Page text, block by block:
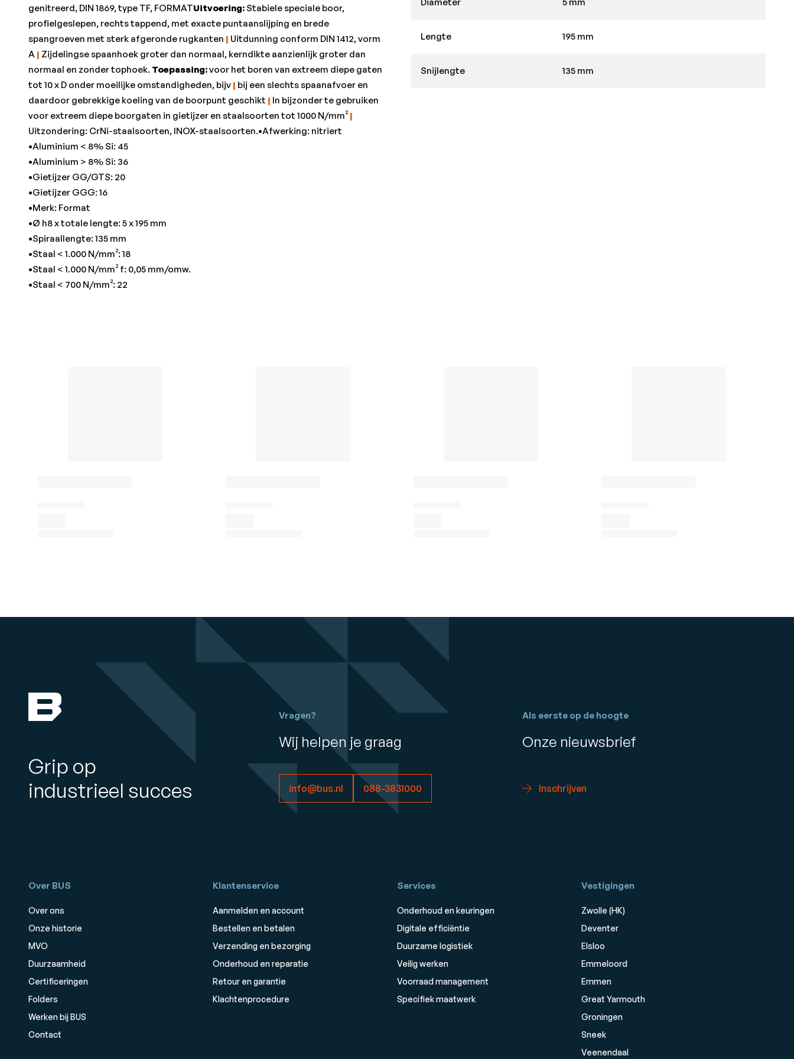
•Staal < 700 N/mm²: 22
genitreerd, DIN 1869, type TF, FORMATUitvoering: Stabiele speciale boor,
profielgeslepen, rechts tappend, met exacte puntaanslijping en brede
spangroeven met sterk afgeronde rugkanten | Uitdunning conform DIN 1412, vorm
A | Zijdelingse spaanhoek groter dan normaal, kerndikte aanzienlijk groter dan
normaal en zonder tophoek. Toepassing:voor het boren van extreem diepe gaten
tot 10 x D onder moeilijke omstandigheden, bijv | bij een slechts spaanafvoer en
daardoor gebrekkige koeling van de boorpunt geschikt | In bijzonder te gebruiken
voor extreem diepe boorgaten in gietijzer en staalsoorten tot 1000 N/mm² |
Uitzondering: CrNi-staalsoorten, INOX-staalsoorten.•Afwerking: nitriert
•Aluminium < 8% Si: 45
•Aluminium > 8% Si: 36
•Gietijzer GG/GTS: 20
•Gietijzer GGG: 16
•Merk: Format
•Ø h8 x totale lengte: 5 x 195 mm
•Spiraallengte: 135 mm
•Staal < 1.000 N/mm²: 18
•Staal < 1.000 N/mm² f: 0,05 mm/omw.
•Staal < 700 N/mm²: 22
Lengte 195 mm
Snijlengte 135 mm
Grip op
industrieel succes
Vragen?
Wij helpen je graag
info@bus.nl 088-3831000
Als eerste op de hoogte
Onze nieuwsbrief
Inschrijven
Over BUS
Over ons
Onze historie
MVO
Duurzaamheid
Certificeringen
Folders
Werken bij BUS
Contact
Klantenservice
Aanmelden en account
Bestellen en betalen
Verzending en bezorging
Onderhoud en reparatie
Retour en garantie
Klachtenprocedure
Services
Onderhoud en keuringen
Digitale efficiëntie
Duurzame logistiek
Veilig werken
Voorraad management
Specifiek maatwerk
Vestigingen
Zwolle (HK)
Deventer
Elsloo
Emmeloord
Emmen
Great Yarmouth
Groningen
Sneek
Veenendaal